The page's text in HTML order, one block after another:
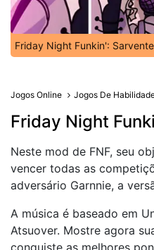
Friday Night Funkin':
Jogos Online Jogos De
Friday Night
Neste mod de FNF, seu
vencer todas as
adversário Garnnie, a
A música é baseado em
Atsuover. Mostre agora
conquiste as melhores